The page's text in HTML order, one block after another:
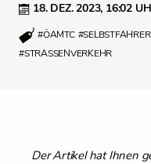
18. DEZ. 2023, 16:02
#ÖAMTC #SELBSTFAHRER
#STRASSENVERKEHR
Der Artikel hat Ihnen